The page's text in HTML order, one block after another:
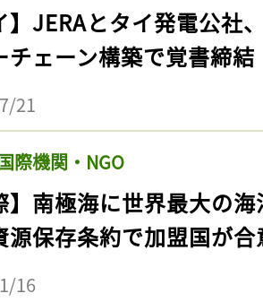
】JERAとタイ発電公社
チェーン構築で覚書締結
21
際機関・NGO
】南極海に世界最大の
源保存条約で加盟国が合
16